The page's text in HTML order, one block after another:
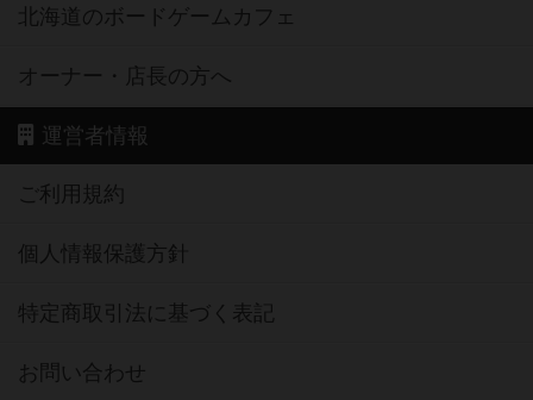
北海道のボードゲームカフェ
オーナー・店長の方へ
運営者情報
ご利用規約
個人情報保護方針
特定商取引法に基づく表記
お問い合わせ